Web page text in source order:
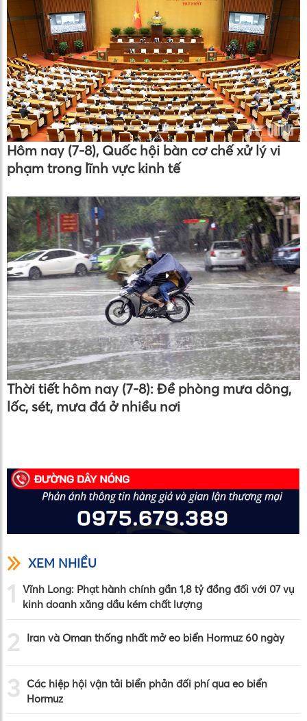
Hôm nay (7-8), Quốc hội bàn cơ chế xử lý vi
phạm trong lĩnh vực kinh tế
Thời tiết hôm nay (7-8): Đề phòng mưa dông,
lốc, sét, mưa đá ở nhiều nơi
XEM NHIỀU
1
Vĩnh Long: Phạt hành chính gần 1,8 tỷ đồng đối với 07 vụ
kinh doanh xăng dầu kém chất lượng
2 Iran và Oman thống nhất mở eo biển Hormuz 60 ngày
3 Các hiệp hội vận tải biển phản đối phí qua eo biển
Hormuz